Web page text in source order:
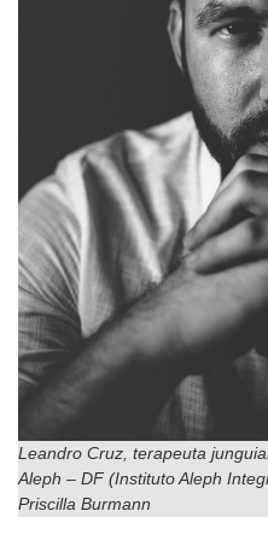
Leandro Cruz, terapeuta
Aleph – DF (Instituto Aleph
Priscilla Burmann